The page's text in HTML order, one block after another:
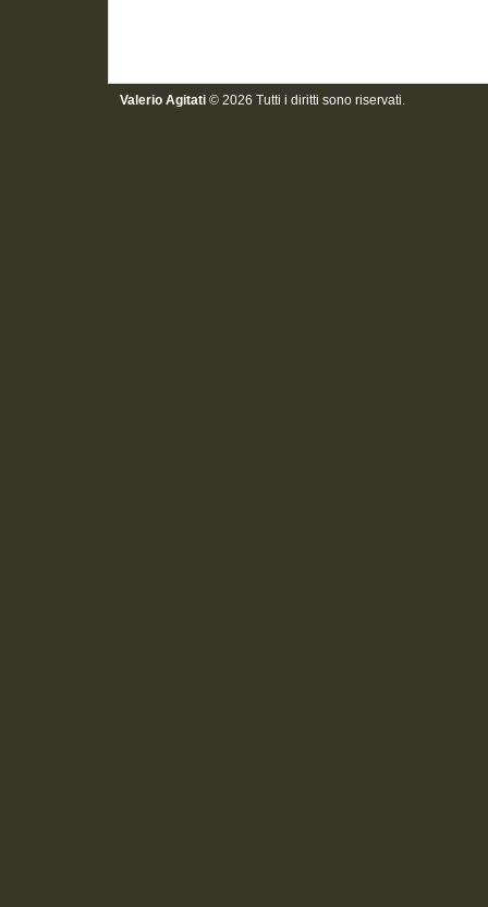
Valerio Agitati © 2026 Tutti i diritti sono riservati.